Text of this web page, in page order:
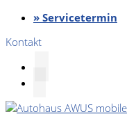
» Servicetermin
Kontakt